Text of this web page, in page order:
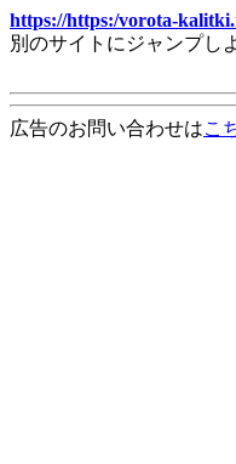
https://https:/vorota-
別のサイトにジャンプし
広告のお問い合わせはこ